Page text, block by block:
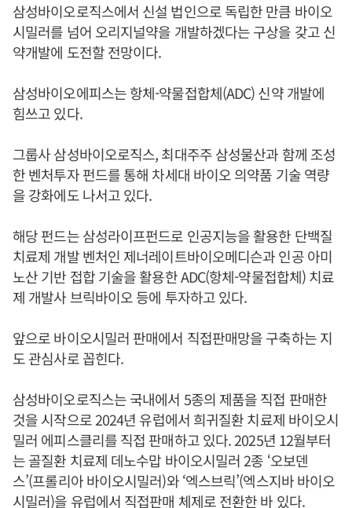
삼성바이오로직스에서 신설 법인으로 독립한 만큼 바이오
시밀러를 넘어 오리지널약을 개발하겠다는 구상을 갖고 신
약개발에 도전할 전망이다.
삼성바이오에피스는 항체-약물접합체(ADC) 신약 개발에
힘쓰고 있다.
그룹사 삼성바이오로직스, 최대주주 삼성물산과 함께 조성
한 벤처투자 펀드를 통해 차세대 바이오 의약품 기술 역량
을 강화에도 나서고 있다.
해당 펀드는 삼성라이프펀드로 인공지능을 활용한 단백질
치료제 개발 벤처인 제너레이트바이오메디슨과 인공 아미
노산 기반 접합 기술을 활용한 ADC(항체-약물접합체) 치료
제 개발사 브릭바이오 등에 투자하고 있다.
앞으로 바이오시밀러 판매에서 직접판매망을 구축하는 지
도 관심사로 꼽힌다.
삼성바이오로직스는 국내에서 5종의 제품을 직접 판매한
것을 시작으로 2024년 유럽에서 희귀질환 치료제 바이오시
밀러 에피스클리를 직접 판매하고 있다. 2025년 12월부터
는 골질환 치료제 데노수맙 바이오시밀러 2종 ‘오보덴
스’(프롤리아 바이오시밀러)와 ‘엑스브릭’(엑스지바 바이오
시밀러)을 유럽에서 직접판매 체제로 전환한 바 있다.